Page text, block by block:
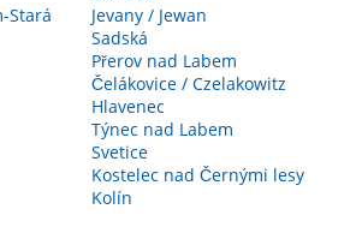
Stará
Jevany / Jewan
Sadská
Přerov nad Labem
Čelákovice / Czelakowitz
Hlavenec
Týnec nad Labem
Svetice
Kostelec nad Černými lesy
Kolín